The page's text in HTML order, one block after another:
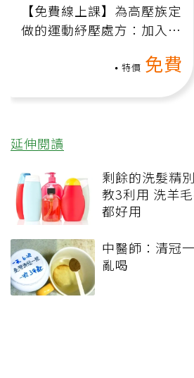
【免費線上課】為高壓族定
做的運動紓壓處方：加入行
特價 免費
延伸閱讀
剩餘的洗髮精
教3利用 洗羊
都好用
中醫師：清冠
亂喝